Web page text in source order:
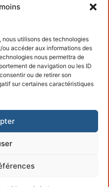
nous utilisons des technologies
accéder aux informations des
nous permettra de
de navigation ou les ID
ou de retirer son
sur certaines caractéristiques
Customify